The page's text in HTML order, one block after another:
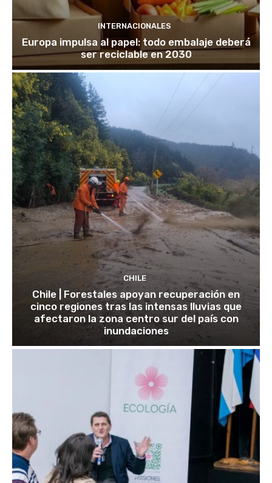
INTERNACIONALES
Europa impulsa al papel: todo embalaje deberá
ser reciclable en 2030
CHILE
Chile | Forestales apoyan recuperación en
cinco regiones tras las intensas lluvias que
afectaron la zona centro sur del país con
inundaciones